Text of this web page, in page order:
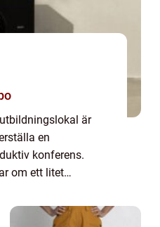
är
en
konferens.
om ett litet